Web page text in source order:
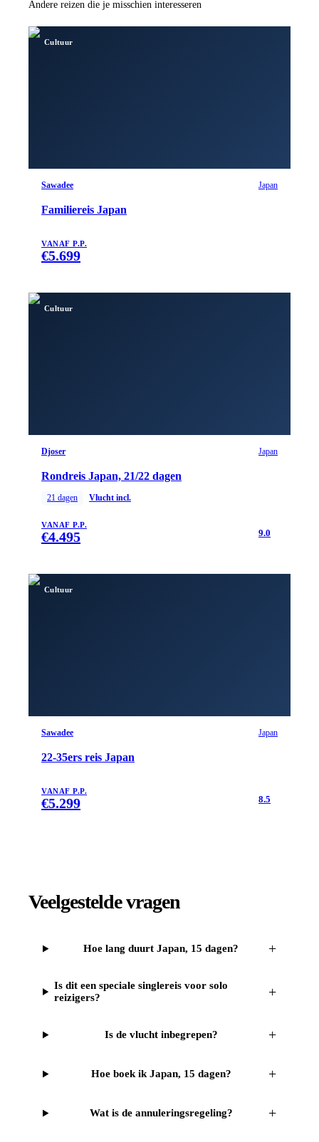
Andere reizen die je misschien interesseren
Cultuur
Sawadee Japan
Familiereis Japan
VANAF P.P.
€5.699
Cultuur
Djoser Japan
Rondreis Japan, 21/22 dagen
21 dagen Vlucht incl.
VANAF P.P.
€4.495 9.0
Cultuur
Sawadee Japan
22-35ers reis Japan
VANAF P.P.
€5.299 8.5
Veelgestelde vragen
Hoe lang duurt Japan, 15 dagen? +
Is dit een speciale singlereis voor solo
reizigers?
+
Is de vlucht inbegrepen? +
Hoe boek ik Japan, 15 dagen? +
Wat is de annuleringsregeling? +